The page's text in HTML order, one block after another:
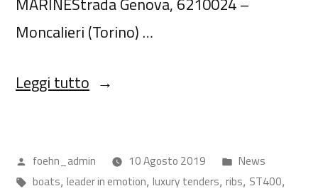
Moncalieri (Torino) …
Leggi tutto
foehn_admin 10 Agosto 2019
News
boats, leader in emotion, luxury tenders, ribs, ST400,